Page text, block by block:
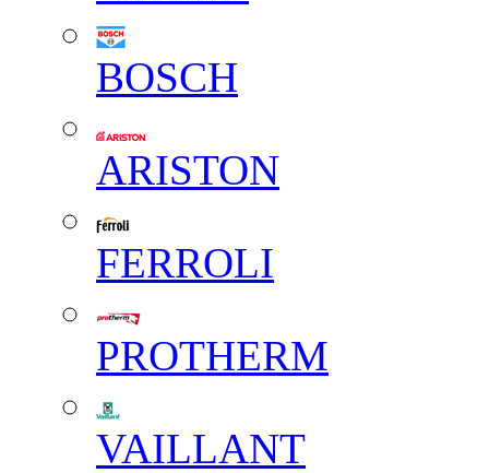
BOSCH
ARISTON
FERROLI
PROTHERM
VAILLANT